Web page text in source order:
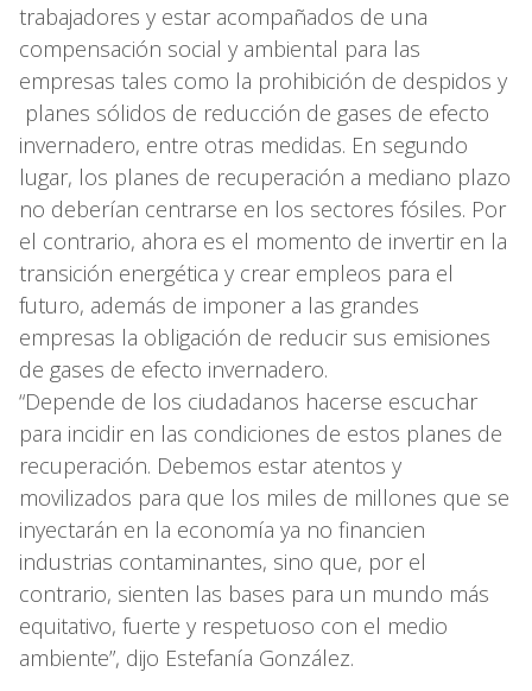
trabajadores y estar acompañados de una
compensación social y ambiental para las
empresas tales como la prohibición de despidos y
planes sólidos de reducción de gases de efecto
invernadero, entre otras medidas. En segundo
lugar, los planes de recuperación a mediano plazo
no deberían centrarse en los sectores fósiles. Por
el contrario, ahora es el momento de invertir en la
transición energética y crear empleos para el
futuro, además de imponer a las grandes
empresas la obligación de reducir sus emisiones
de gases de efecto invernadero.
“Depende de los ciudadanos hacerse escuchar
para incidir en las condiciones de estos planes de
recuperación. Debemos estar atentos y
movilizados para que los miles de millones que se
inyectarán en la economía ya no financien
industrias contaminantes, sino que, por el
contrario, sienten las bases para un mundo más
equitativo, fuerte y respetuoso con el medio
ambiente”, dijo Estefanía González.